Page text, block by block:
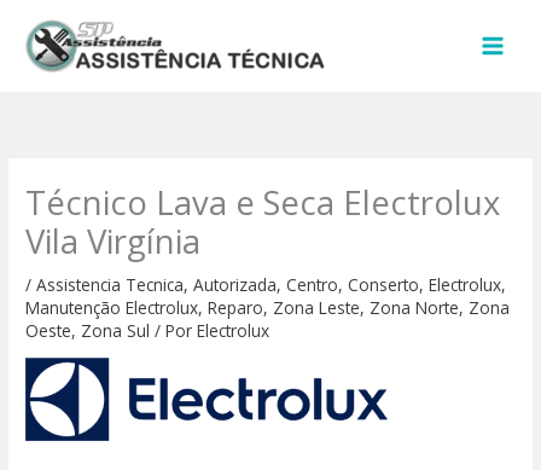
para
Técnico Lava e Seca Electrolux
Vila Virgínia
/Assistencia Tecnica,Autorizada,Centro,Conserto,Electrolux,
Manutenção Electrolux,Reparo, Zona Leste, Zona Norte, Zona
Oeste, Zona Sul / PorElectrolux